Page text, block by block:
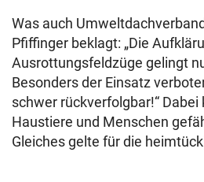
Was auch
Pfiffinger beklagt: „Die
Ausrottungsfeldzüge gelingt
Besonders der Einsatz
schwer rückverfolgbar!“
Haustiere und Menschen
Gleiches gelte für die